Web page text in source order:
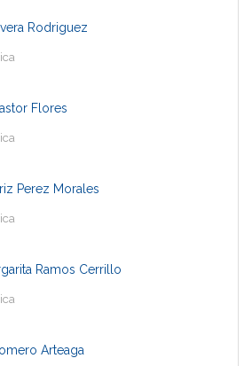
Rodriguez
Flores
Perez Morales
Ramos Cerrillo
Arteaga